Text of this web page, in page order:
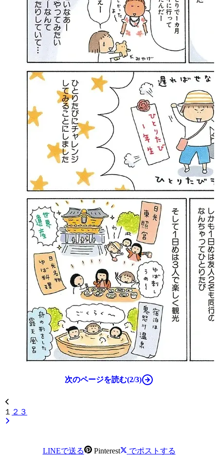
次のページを読む(2/3)
１ ２ ３
LINEで送る Pinterest でポストする